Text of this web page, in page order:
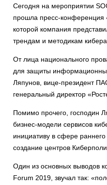
Сегодня на мероприятии
прошла пресс-конференция
которой компания
трендам и методикам
От лица национального
для защиты
Ляпунов, вице-президент
генеральный директор
Помимо прочего, господин
бизнес-модели сервисов
инициативу в сфере
создание центров
Один из основных выводов
Forum 2019, звучал так: